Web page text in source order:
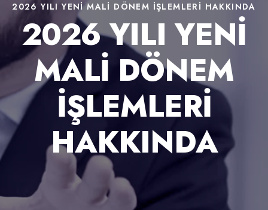
2026 YILI YENİ MALİ DÖNEM İŞLEMLERİ HAKKINDA
2026 YILI YENİ
MALİ DÖNEM
İŞLEMLERİ
HAKKINDA